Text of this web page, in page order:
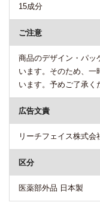
15成分
ご注意
商品のデザイン・パッ
います。そのため、一
います。予めご了承く
広告文責
リーチフェイス株式
区分
医薬部外品 日本製